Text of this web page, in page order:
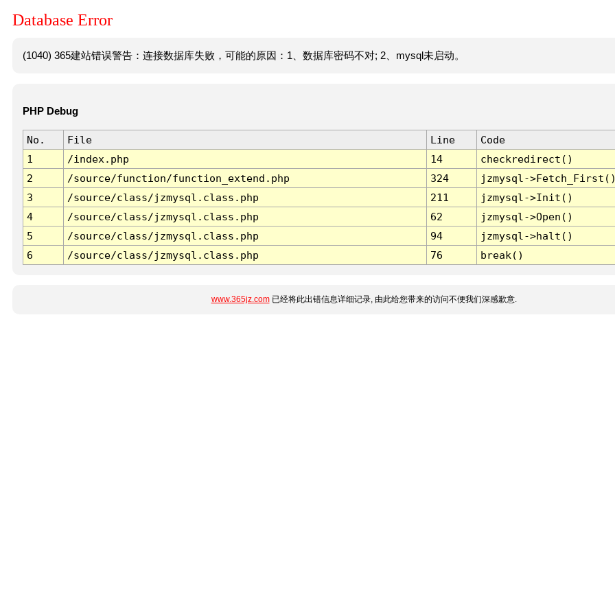
Database Error
(1040) 365建站错误警告：连接数据库失败，可能的原因：1、数据库密码不对; 2、mysql未启动。
PHP Debug
No. File Line
Code
1
/index.php 14
checkredirect()
2
/source/function/function_extend.php 324
jzmysql-
3
/source/class/jzmysql.class.php 211
jzmysql->Init()
4
/source/class/jzmysql.class.php 62
jzmysql->Open()
5
/source/class/jzmysql.class.php 94
jzmysql->halt()
6
/source/class/jzmysql.class.php 76 break()
www.365jz.com已经将此出错信息详细记录, 由此给您带来的访问不便我们深感歉意.